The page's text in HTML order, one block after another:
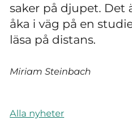
saker på djupet. Det
åka i väg på en
läsa på distans.
Miriam Steinbach
Alla nyheter